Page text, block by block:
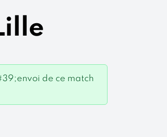
de ce match